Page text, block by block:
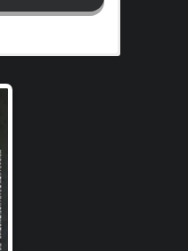
意到很远的地方，
「食物」相关的